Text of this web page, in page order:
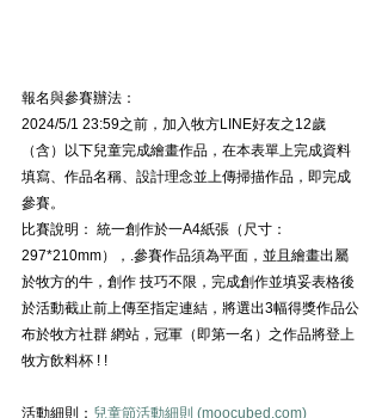
報名與參賽辦法：
2024/5/1 23:59之前，加入牧方LINE好友之12歲
（含）以下兒童完成繪畫作品，在本表單上完成資料
填寫、作品名稱、設計理念並上傳掃描作品，即完成
參賽。
比賽說明： 統一創作於一A4紙張（尺寸：
297*210mm），.參賽作品須為平面，並且繪畫出屬
於牧方的牛，創作 技巧不限，完成創作並填妥表格後
於活動截止前上傳至指定連結，將選出3幅得獎作品公
布於牧方社群 網站，冠軍（即第一名）之作品將登上
牧方飲料杯 ! !
活動細則： 兒童節活動細則 (moocubed.com)